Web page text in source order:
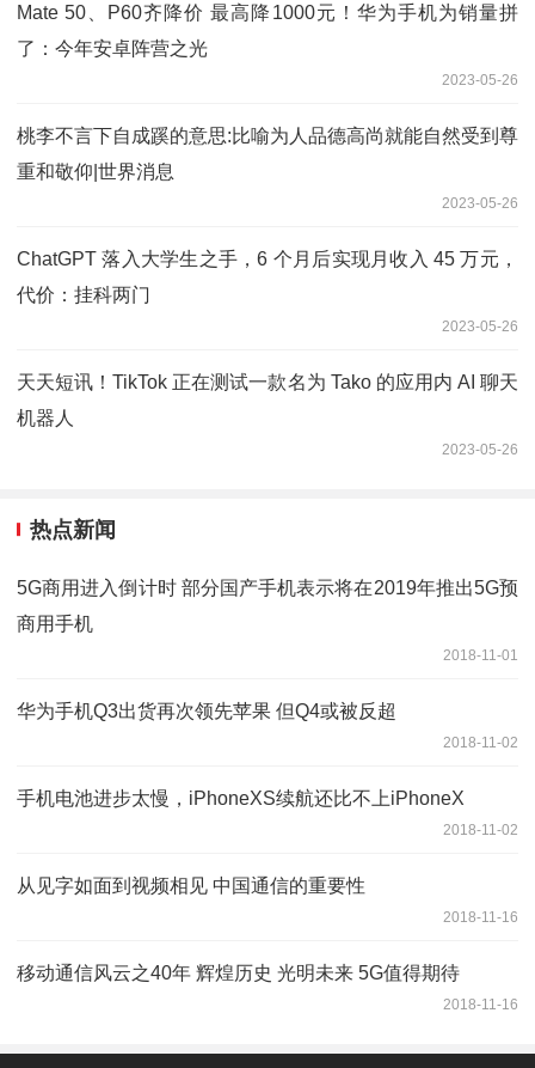
Mate 50、P60齐降价 最高降1000元！华为手机为销量拼
了：今年安卓阵营之光
2023-05-26
桃李不言下自成蹊的意思:比喻为人品德高尚就能自然受到尊
重和敬仰|世界消息
2023-05-26
ChatGPT 落入大学生之手，6 个月后实现月收入 45 万元，
代价：挂科两门
2023-05-26
天天短讯！TikTok 正在测试一款名为 Tako 的应用内 AI 聊天
机器人
2023-05-26
热点新闻
5G商用进入倒计时 部分国产手机表示将在2019年推出5G预
商用手机
2018-11-01
华为手机Q3出货再次领先苹果 但Q4或被反超
2018-11-02
手机电池进步太慢，iPhoneXS续航还比不上iPhoneX
2018-11-02
从见字如面到视频相见 中国通信的重要性
2018-11-16
移动通信风云之40年 辉煌历史 光明未来 5G值得期待
2018-11-16